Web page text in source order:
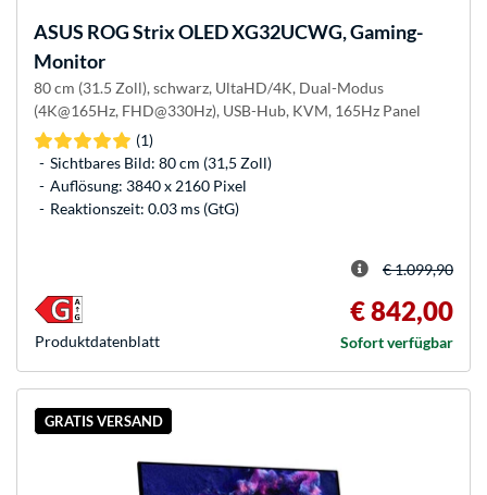
ASUS ROG Strix OLED XG32UCWG, Gaming-
Monitor
80 cm (31.5 Zoll), schwarz, UltaHD/4K, Dual-Modus
(4K@165Hz, FHD@330Hz), USB-Hub, KVM, 165Hz Panel
(1)
Sichtbares Bild: 80 cm (31,5 Zoll)
Auflösung: 3840 x 2160 Pixel
Reaktionszeit: 0.03 ms (GtG)
€ 1.099,90
€ 842,00
Sofort verfügbar
Produkt­datenblatt
GRATIS VERSAND